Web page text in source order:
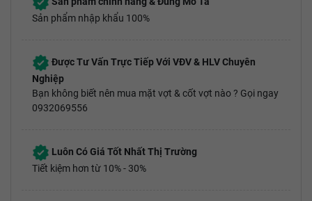
Sản phẩm nhập khẩu 100%
Được Tư Vấn Trực Tiếp Với VĐV & HLV Chuyên
Nghiệp
Bạn không biết nên mua mặt vợt & cốt vợt nào ? Gọi ngay
0932069556
Luôn Có Giá Tốt Nhất Thị Trường
Tiết kiệm hơn từ 10% - 30%